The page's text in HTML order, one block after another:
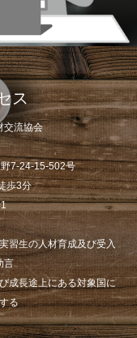
ス
流協会
7-24-15-502号
歩3分
習生の人材育成及び受入
言
成長途上にある対象国に
る